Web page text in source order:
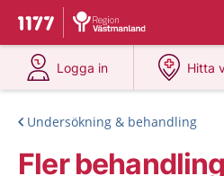
Till startsidan för 1177
Du har valt region
Logga in
på 1177.se
Hitta
på
Undersökning & behandling
Fler